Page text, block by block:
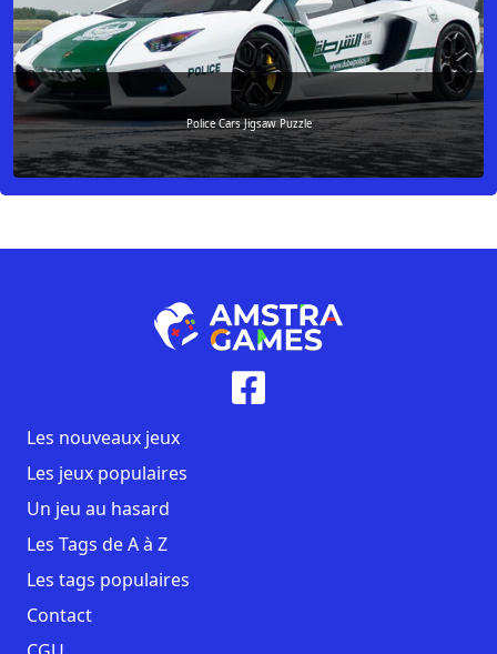
Police Cars Jigsaw Puzzle
Les nouveaux jeux
Les jeux populaires
Un jeu au hasard
Les Tags de A à Z
Les tags populaires
Contact